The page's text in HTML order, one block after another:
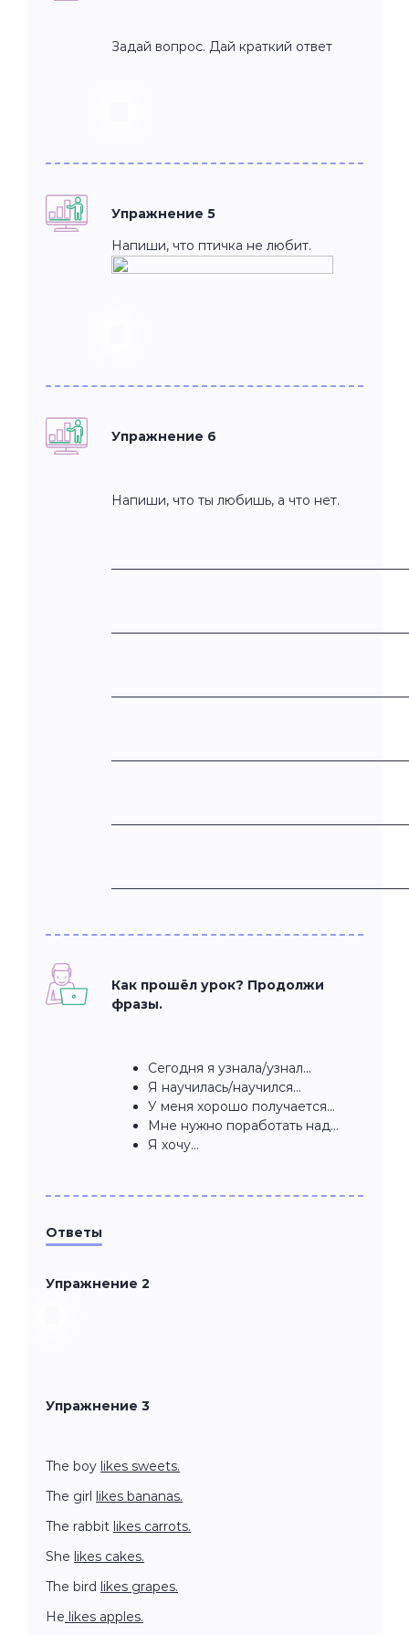
Задай вопрос. Дай краткий ответ
Упражнение 5
Напиши, что птичка не любит.
Упражнение 6
Напиши, что ты любишь, а что нет.
Как прошёл урок? Продолжи
фразы.
Сегодня я узнала/узнал…
Я научилась/научился…
У меня хорошо получается…
Мне нужно поработать над…
Я хочу…
Ответы
Упражнение 2
Упражнение 3
The boy likes sweets.
The girl likes bananas.
The rabbit likes carrots.
She likes cakes.
The bird likes grapes.
He likes apples.